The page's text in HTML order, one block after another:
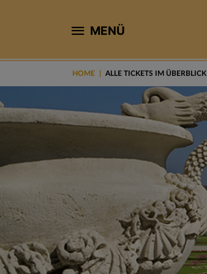
MENÜ
HOME ALLE TICKETS IM ÜBERBLICK